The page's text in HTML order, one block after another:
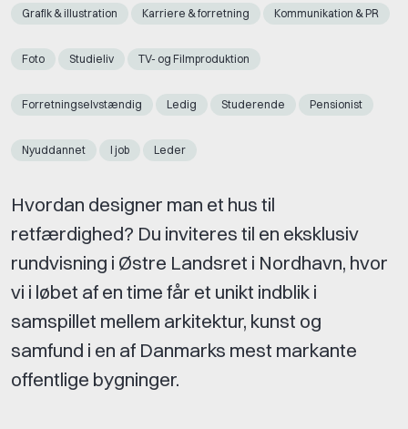
Grafik & illustration Karriere & forretning Kommunikation & PR
Foto Studieliv TV- og Filmproduktion
Forretningselvstændig Ledig Studerende Pensionist
Nyuddannet I job Leder
Hvordan designer man et hus til
retfærdighed? Du inviteres til en eksklusiv
rundvisning i Østre Landsret i Nordhavn, hvor
vi i løbet af en time får et unikt indblik i
samspillet mellem arkitektur, kunst og
samfund i en af Danmarks mest markante
offentlige bygninger.